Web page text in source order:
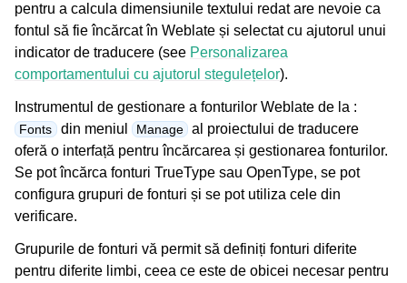
pentru a calcula dimensiunile textului redat are nevoie ca
fontul să fie încărcat în Weblate și selectat cu ajutorul unui
indicator de traducere (see Personalizarea
comportamentului cu ajutorul stegulețelor).
Instrumentul de gestionare a fonturilor Weblate de la :
Fonts din meniul Manage al proiectului de traducere
oferă o interfață pentru încărcarea și gestionarea fonturilor.
Se pot încărca fonturi TrueType sau OpenType, se pot
configura grupuri de fonturi și se pot utiliza cele din
verificare.
Grupurile de fonturi vă permit să definiți fonturi diferite
pentru diferite limbi, ceea ce este de obicei necesar pentru